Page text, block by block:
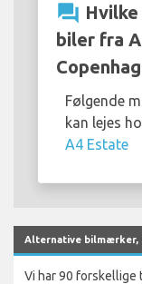
question_answer
biler fra
Følgende
kan lejes
A4 Estate
Alternative bilmærker,
Vi har 90